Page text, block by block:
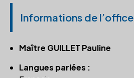
Informations de l’office
Maître GUILLET Pauline
Langues parlées :